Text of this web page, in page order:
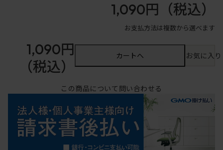
1,090円 （税込）
お支払方法は複数から選べます
1,090円
（税込）
カートへ お気に入
この商品について問い合わせる